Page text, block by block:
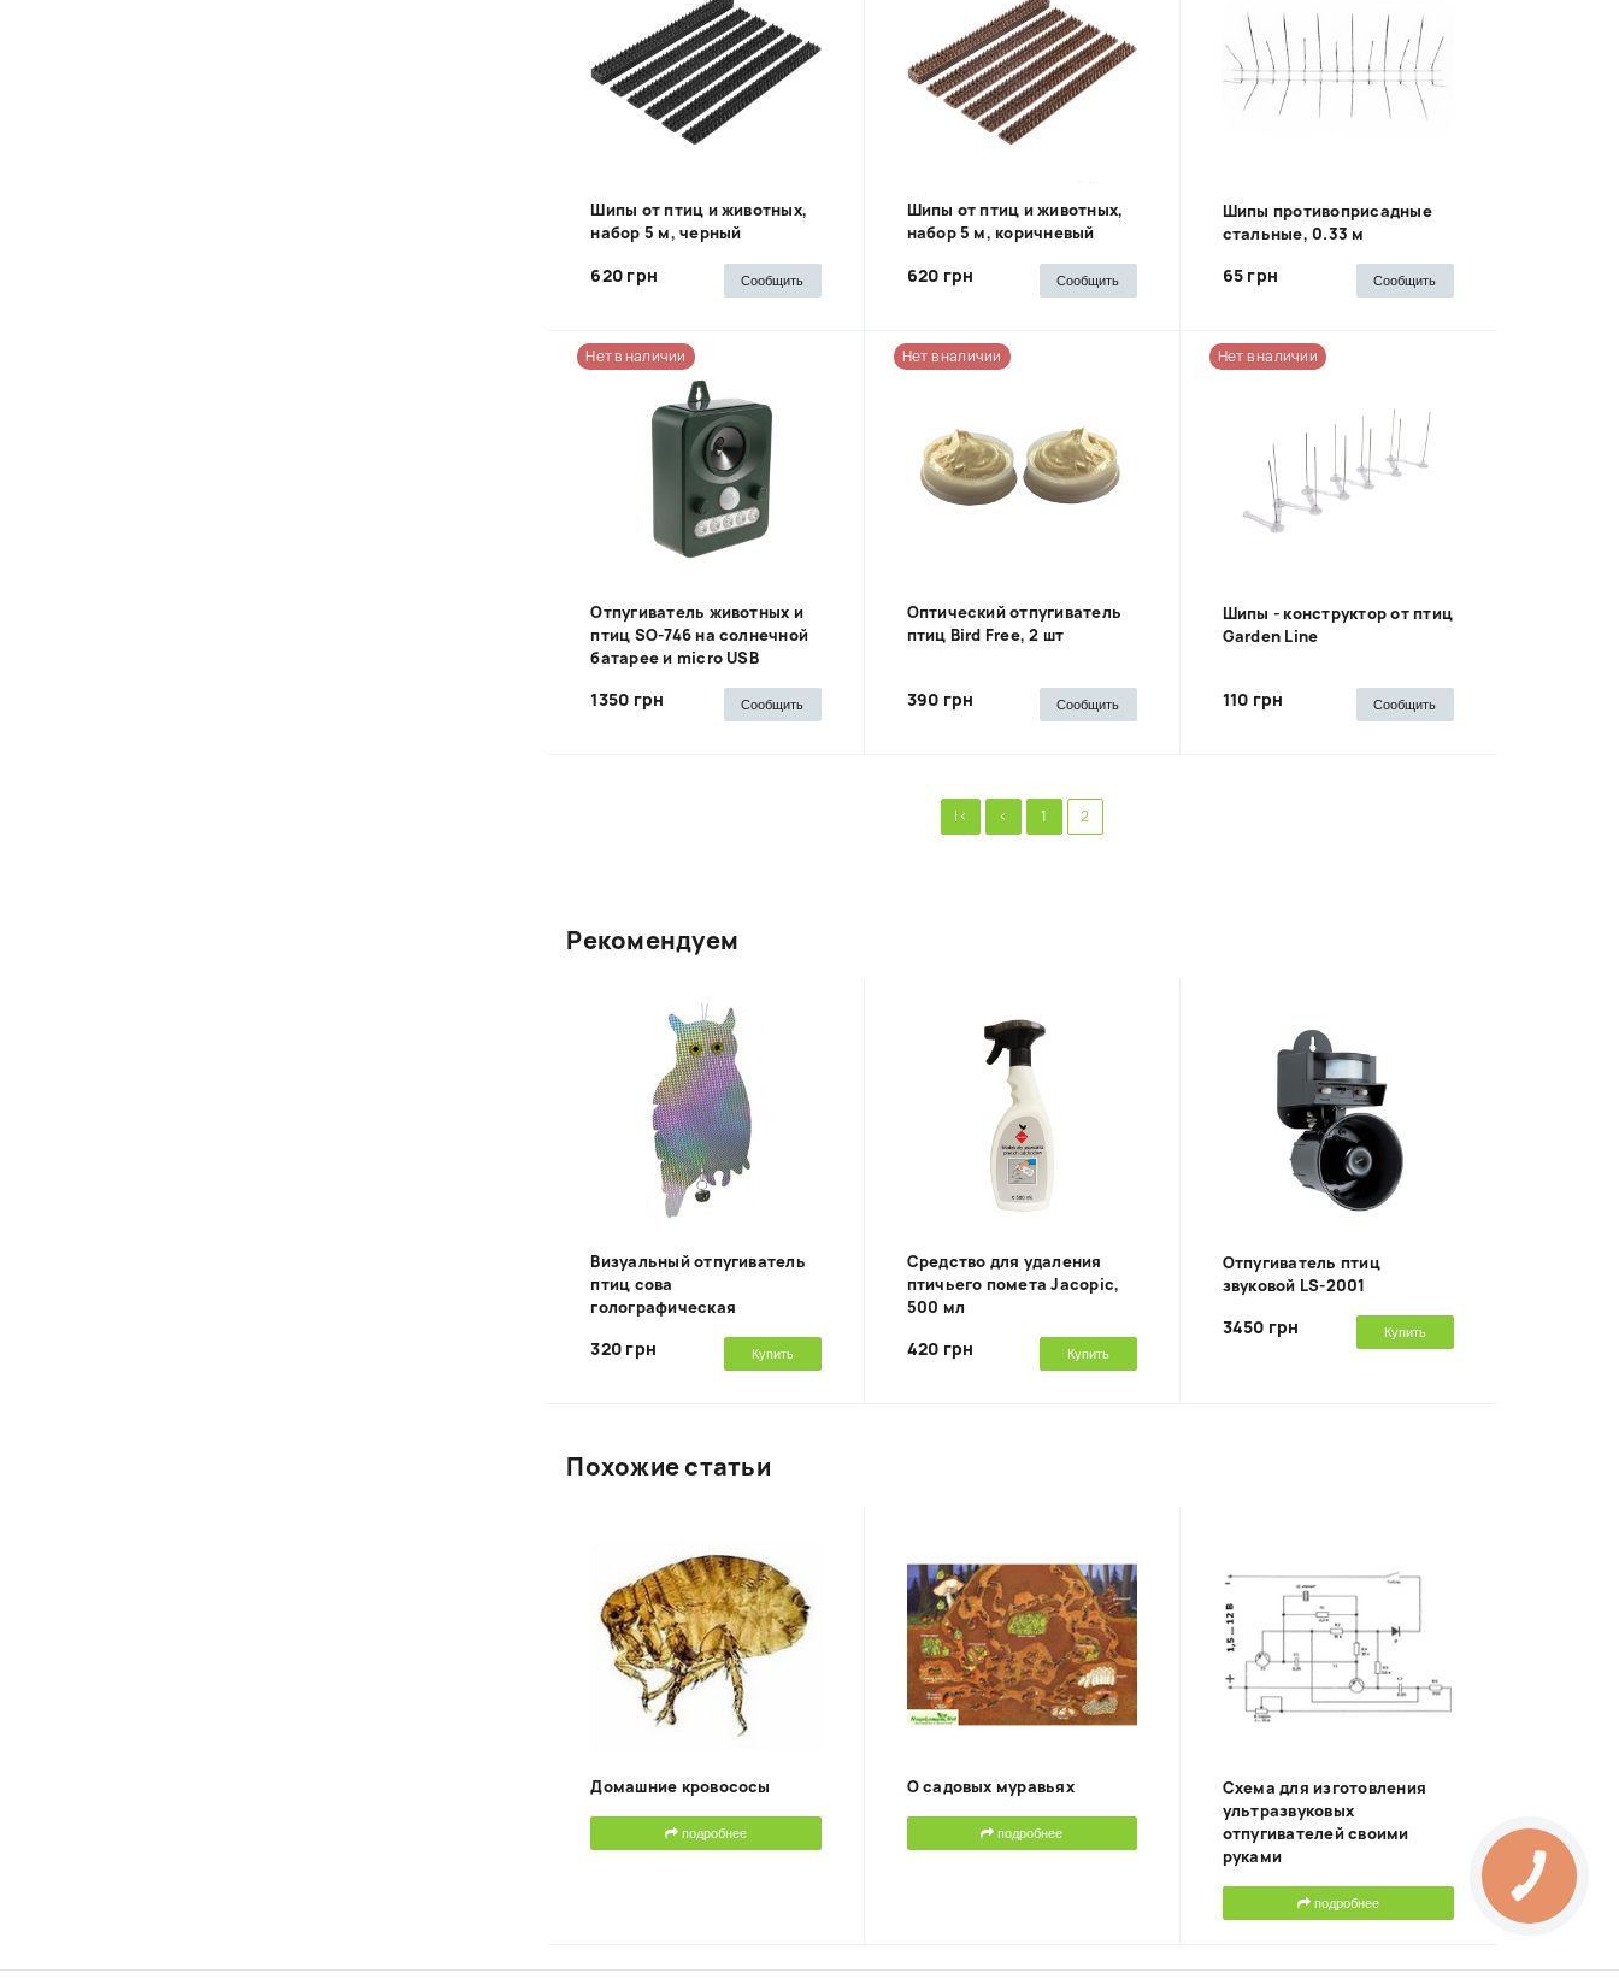
Шипы от птиц и животных,
набор 5 м, черный
620 грн Сообщить
Шипы от птиц и животных,
набор 5 м, коричневый
620 грн Сообщить
Шипы противоприсадные
стальные, 0.33 м
65 грн Сообщить
Нет в наличии
Отпугиватель животных и
птиц SO-746 на солнечной
батарее и micro USB
1350 грн Сообщить
Нет в наличии
Оптический отпугиватель
птиц Bird Free, 2 шт
390 грн Сообщить
Нет в наличии
Шипы - конструктор от птиц
Garden Line
110 грн Сообщить
|< < 1 2
Рекомендуем
Визуальный отпугиватель
птиц сова
голографическая
320 грн Купить
Средство для удаления
птичьего помета Jacopic,
500 мл
420 грн Купить
Отпугиватель птиц
звуковой LS-2001
3450 грн Купить
Похожие статьи
Домашние кровососы
подробнее
О садовых муравьях
подробнее
Схема для изготовления
ультразвуковых
отпугивателей своими
руками
подробнее